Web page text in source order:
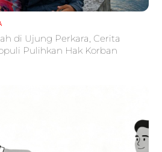
di Ujung Perkara, Cerita
Pulihkan Hak Korban